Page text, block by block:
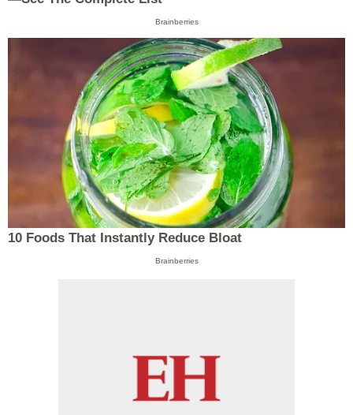
Brainberries
10 Foods That Instantly Reduce Bloat
Brainberries